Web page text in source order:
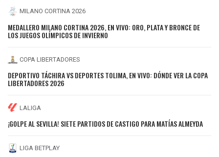
MILANO CORTINA 2026
MEDALLERO MILANO CORTINA 2026, EN VIVO: ORO, PLATA Y BRONCE DE
LOS JUEGOS OLÍMPICOS DE INVIERNO
COPA LIBERTADORES
DEPORTIVO TÁCHIRA VS DEPORTES TOLIMA, EN VIVO: DÓNDE VER LA COPA
LIBERTADORES 2026
LALIGA
¡GOLPE AL SEVILLA! SIETE PARTIDOS DE CASTIGO PARA MATÍAS ALMEYDA
LIGA BETPLAY